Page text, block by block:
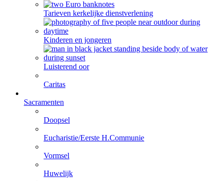
Tarieven kerkelijke dienstverlening
Kinderen en jongeren
Luisterend oor
Caritas
Sacramenten
Doopsel
Eucharistie/Eerste H.Communie
Vormsel
Huwelijk